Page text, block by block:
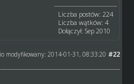
Liczba postów: 224
Liczba wątków: 4
Dołączył: Sep 2010
#22
modyfikowany: 2014-01-31, 08:33:20